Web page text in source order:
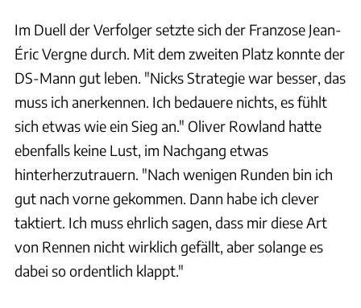
Im Duell der Verfolger setzte sich der Franzose Jean-
Éric Vergne durch. Mit dem zweiten Platz konnte der
DS-Mann gut leben. "Nicks Strategie war besser, das
muss ich anerkennen. Ich bedauere nichts, es fühlt
sich etwas wie ein Sieg an." Oliver Rowland hatte
ebenfalls keine Lust, im Nachgang etwas
hinterherzutrauern. "Nach wenigen Runden bin ich
gut nach vorne gekommen. Dann habe ich clever
taktiert. Ich muss ehrlich sagen, dass mir diese Art
von Rennen nicht wirklich gefällt, aber solange es
dabei so ordentlich klappt."